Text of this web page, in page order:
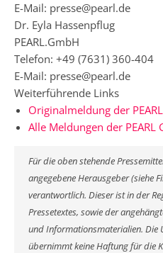
E-Mail: presse@pearl.de
Dr. Eyla Hassenpflug
PEARL.GmbH
Telefon: +49 (7631) 360-404
E-Mail: presse@pearl.de
Weiterführende Links
Originalmeldung der
Alle Meldungen der PEARL
Für die oben stehende
angegebene Herausgeber (siehe
verantwortlich. Dieser ist in der
Pressetextes, sowie der
und Informationsmaterialien. Die
übernimmt keine Haftung für die